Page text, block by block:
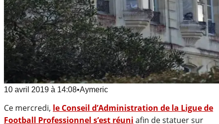
10 avril 2019 à 14:08•Aymeric
Ce mercredi, le Conseil d’Administration de la Ligue de
Football Professionnel s’est réuni afin de statuer sur